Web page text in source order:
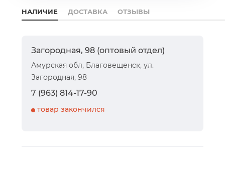
НАЛИЧИЕ ДОСТАВКА ОТЗЫВЫ
Загородная, 98 (оптовый отдел)
Амурская обл, Благовещенск, ул.
Загородная, 98
7 (963) 814-17-90
товар закончился